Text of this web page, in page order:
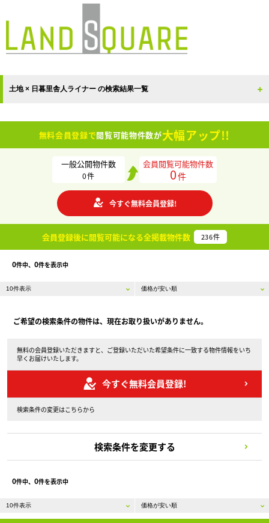
土地 × 日暮里舎人ライナー の検索結果一覧
無料会員登録で閲覧可能物件数が大幅アップ!!
一般公開物件数
0件
会員閲覧可能物件数
0件
今すぐ無料会員登録!
会員登録後に閲覧可能になる全掲載物件数 236件
0件中、 0件を表示中
ご希望の検索条件の物件は、現在お取り扱いがありません。
無料の会員登録いただきますと、ご登録いただいた希望条件に一致する物件情報をいち
早くお届けいたします。
今すぐ無料会員登録!
検索条件の変更はこちらから
検索条件を変更する
0件中、 0件を表示中